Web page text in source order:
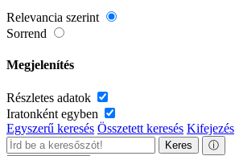
Relevancia szerint
Sorrend
Megjelenítés
Részletes adatok
Iratonként egyben
Egyszerű keresés Összetett keresés Kifejezés
Keres ⓘ